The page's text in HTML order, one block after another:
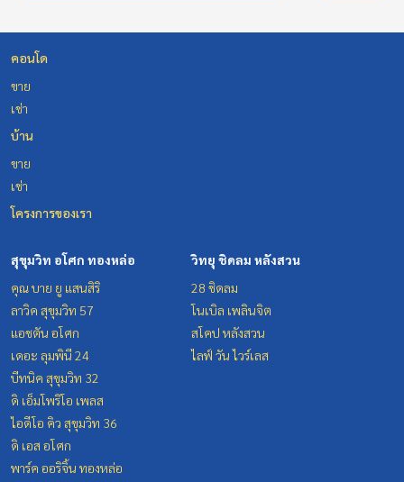
คอนโด
ขาย
เช่า
บ้าน
ขาย
เช่า
โครงการของเรา
สุขุมวิท อโศก ทองหล่อ
คุณ บาย ยู แสนสิริ
ลาวิค สุขุมวิท 57
แอชตัน อโศก
เดอะ ลุมพินี 24
บีทนิค สุขุมวิท 32
ดิ เอ็มโพริโอ เพลส
ไอดีโอ คิว สุขุมวิท 36
ดิ เอส อโศก
พาร์ค ออริจิ้น ทองหล่อ
วิทยุ ชิดลม หลังสวน
28 ชิดลม
โนเบิล เพลินจิต
สโคป หลังสวน
ไลฟ์ วัน ไวร์เลส